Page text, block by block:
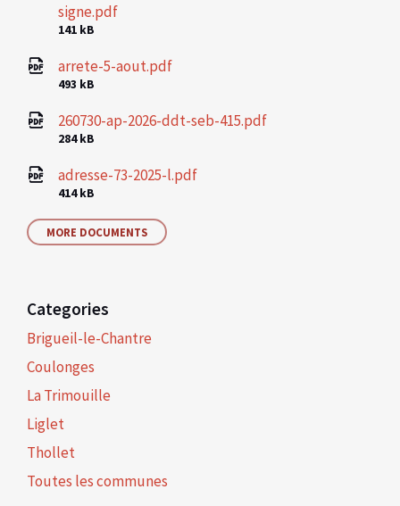
signe.pdf
File
141 kB
arrete-5-aout.pdf
File
493 kB
260730-ap-2026-ddt-seb-415.pdf
File
284 kB
adresse-73-2025-l.pdf
File
414 kB
MORE DOCUMENTS
Categories
Brigueil-le-Chantre
Coulonges
La Trimouille
Liglet
Thollet
Toutes les communes